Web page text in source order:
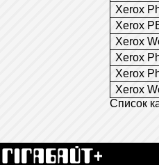
Xerox
Xerox
Xerox
Xerox
Xerox
Xerox
Список